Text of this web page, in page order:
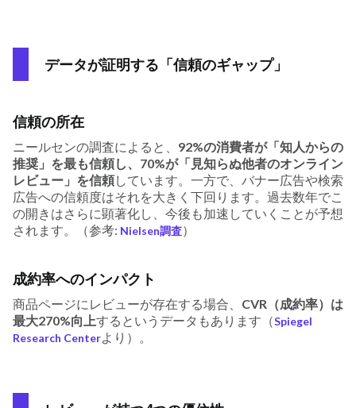
データが証明する「信頼のギャップ」
信頼の所在
ニールセンの調査によると、 92%の消費者が「知人からの
推奨」を最も信頼し、70%が「見知らぬ他者のオンライン
レビュー」を信頼しています。一方で、バナー広告や検索
広告への信頼度はそれを大きく下回ります。過去数年でこ
の開きはさらに顕著化し、今後も加速していくことが予想
されます。（参考: Nielsen調査）
成約率へのインパクト
商品ページにレビューが存在する場合、 CVR（成約率）は
最大270%向上するというデータもあります（Spiegel
Research Center より）。